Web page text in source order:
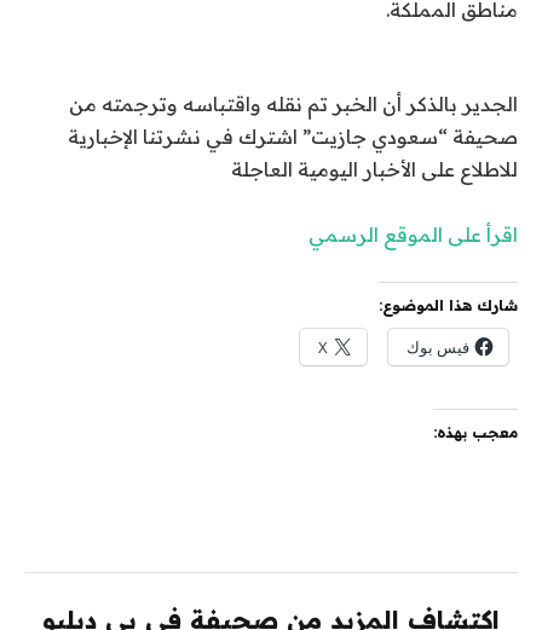
مناطق المملكة.
الجدير بالذكر أن الخبر تم نقله واقتباسه وترجمته من
صحيفة “سعودي جازيت” اشترك في نشرتنا الإخبارية
للاطلاع على الأخبار اليومية العاجلة
اقرأ على الموقع الرسمي
شارك هذا الموضوع:
فيس بوك X
معجب بهذه:
اكتشاف المزيد من صحيفة في بي دبليو